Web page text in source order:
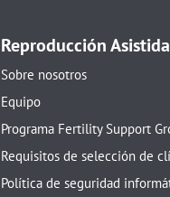
Reproducción Asistida
Sobre nosotros
Equipo
Programa Fertility Support
Requisitos de selección de
Política de seguridad